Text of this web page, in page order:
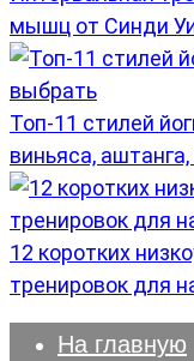
мышц от Синди
Топ-11 стилей
виньяса,
12 коротких
тренировок для
На главную